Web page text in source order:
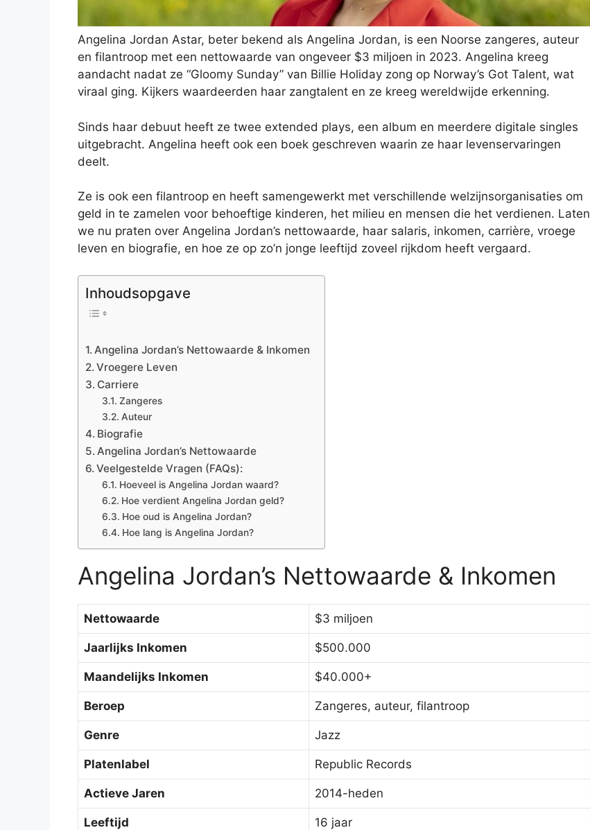
Angelina Jordan Astar, beter bekend als Angelina Jordan, is een Noorse zangeres, auteur
en filantroop met een nettowaarde van ongeveer $3 miljoen in 2023. Angelina kreeg
aandacht nadat ze “Gloomy Sunday” van Billie Holiday zong op Norway’s Got Talent, wat
viraal ging. Kijkers waardeerden haar zangtalent en ze kreeg wereldwijde erkenning.
Sinds haar debuut heeft ze twee extended plays, een album en meerdere digitale singles
uitgebracht. Angelina heeft ook een boek geschreven waarin ze haar levenservaringen
deelt.
Ze is ook een filantroop en heeft samengewerkt met verschillende welzijnsorganisaties om
geld in te zamelen voor behoeftige kinderen, het milieu en mensen die het verdienen. Laten
we nu praten over Angelina Jordan’s nettowaarde, haar salaris, inkomen, carrière, vroege
leven en biografie, en hoe ze op zo’n jonge leeftijd zoveel rijkdom heeft vergaard.
Inhoudsopgave
Angelina Jordan’s Nettowaarde & Inkomen
Vroegere Leven
Carriere
Zangeres
Auteur
Biografie
Angelina Jordan’s Nettowaarde
Veelgestelde Vragen (FAQs):
Hoeveel is Angelina Jordan waard?
Hoe verdient Angelina Jordan geld?
Hoe oud is Angelina Jordan?
Hoe lang is Angelina Jordan?
Angelina Jordan’s Nettowaarde & Inkomen
Nettowaarde $3 miljoen
Jaarlijks Inkomen $500.000
Maandelijks Inkomen $40.000+
Beroep Zangeres, auteur, filantroop
Genre Jazz
Platenlabel Republic Records
Actieve Jaren 2014-heden
Leeftijd 16 jaar